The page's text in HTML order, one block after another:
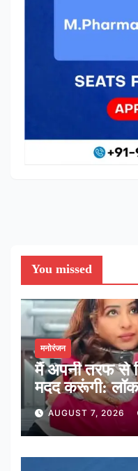
You missed
मनोरंजन
मैं अपनी तरफ से
मदद करूंगी:
कालरा
AUGUST 7, 2026